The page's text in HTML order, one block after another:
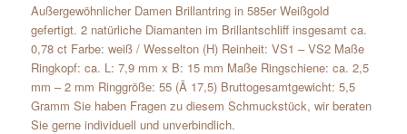
Außergewöhnlicher Damen Brillantring in 585er Weißgold
gefertigt. 2 natürliche Diamanten im Brillantschliff insgesamt ca.
0,78 ct Farbe: weiß / Wesselton (H) Reinheit: VS1 – VS2 Maße
Ringkopf: ca. L: 7,9 mm x B: 15 mm Maße Ringschiene: ca. 2,5
mm – 2 mm Ringgröße: 55 (Ã 17,5) Bruttogesamtgewicht: 5,5
Gramm Sie haben Fragen zu diesem Schmuckstück, wir beraten
Sie gerne individuell und unverbindlich.